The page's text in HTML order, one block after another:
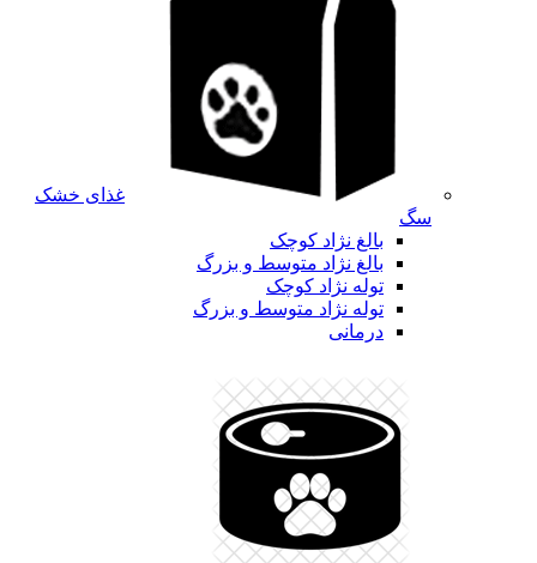
غذای خشک
سگ
بالغ نژاد کوچک
بالغ نژاد متوسط و بزرگ
توله نژاد کوچک
توله نژاد متوسط و بزرگ
درمانی